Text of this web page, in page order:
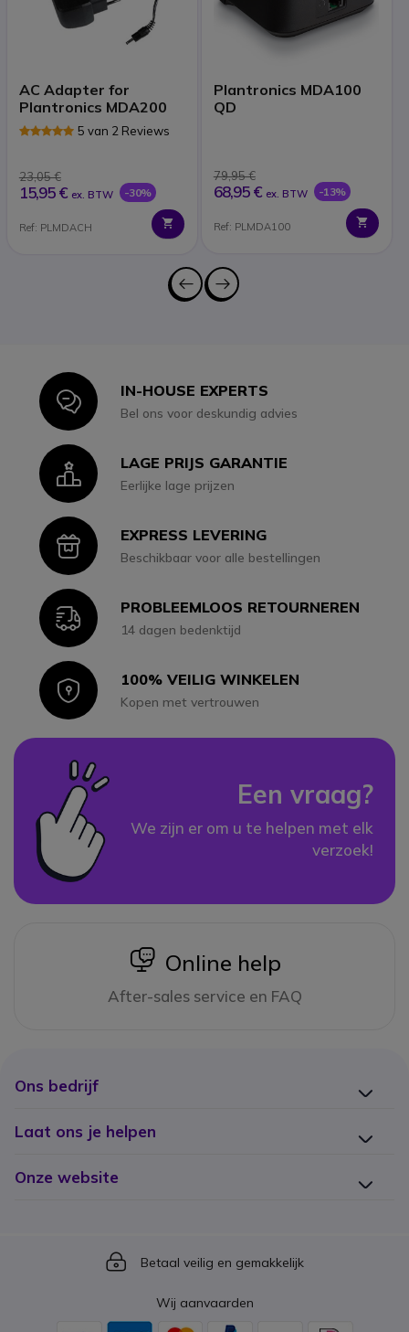
AC Adapter for
Plantronics MDA200
5 van 2 Reviews
23,05 €
15,95 € ex. BTW -30%
Ref: PLMDACH
Plantronics MDA100
QD
79,95 €
68,95 € ex. BTW -13%
Ref: PLMDA100
IconIN-HOUSE EXPERTS
Bel ons voor deskundig advies
IconLAGE PRIJS GARANTIE
Eerlijke lage prijzen
IconEXPRESS LEVERING
Beschikbaar voor alle bestellingen
IconPROBLEEMLOOS RETOURNEREN
14 dagen bedenktijd
Icon100% VEILIG WINKELEN
Kopen met vertrouwen
Een vraag?
We zijn er om u te helpen met elk
verzoek!
icon
Online help
After-sales service en FAQ
Ons bedrijf
Laat ons je helpen
Onze website
Icon
Betaal veilig en gemakkelijk
Wij aanvaarden